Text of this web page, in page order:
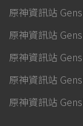
原神資訊站
原神資訊站
原神資訊站
原神資訊站
原神資訊站